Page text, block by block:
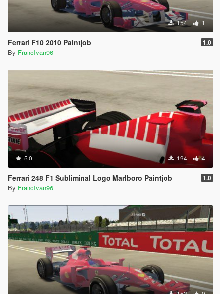
154 1
Ferrari F10 2010 Paintjob 1.0
By FrancIvan96
5.0 194 4
Ferrari 248 F1 Subliminal Logo Marlboro Paintjob 1.0
By FrancIvan96